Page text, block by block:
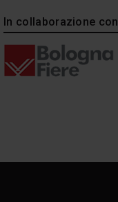
In collaborazione con